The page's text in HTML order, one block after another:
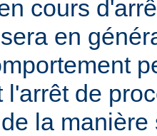
cours
en
l'arrêt de
la manière